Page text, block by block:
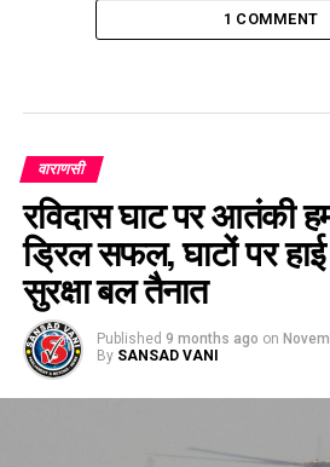
1 COMMENT
वाराणसी
रविदास घाट पर आतंकी
ड्रिल सफल, घाटों पर
सुरक्षा बल तैनात
Published 9 months ago on
By SANSAD VANI